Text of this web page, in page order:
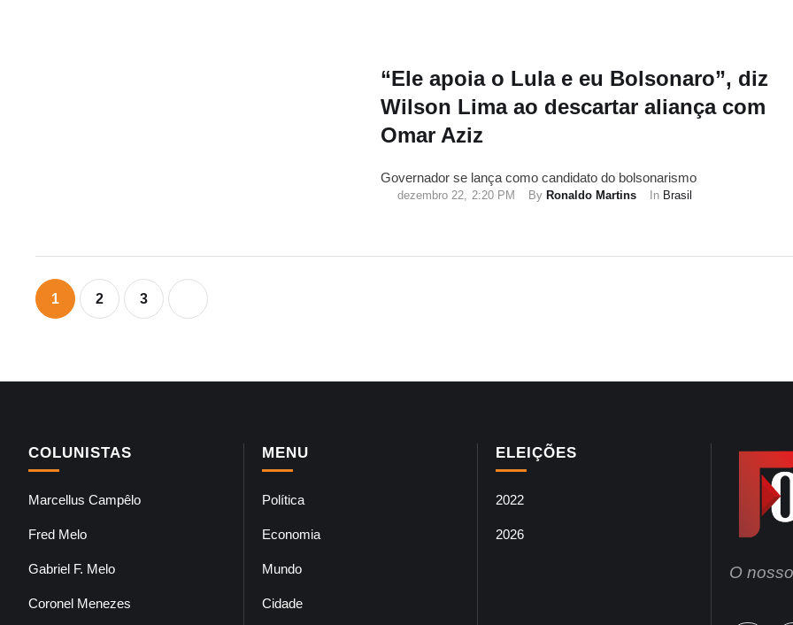
“Ele apoia o Lula e eu Bolsonaro”, diz
Wilson Lima ao descartar aliança com
Omar Aziz
Governador se lança como candidato do bolsonarismo
dezembro 22, 2:20 PM By Ronaldo Martins In Brasil
1 2 3
COLUNISTAS
Marcellus Campêlo
Fred Melo
Gabriel F. Melo
Coronel Menezes
MENU
Política
Economia
Mundo
Cidade
ELEIÇÕES
2022
2026
O